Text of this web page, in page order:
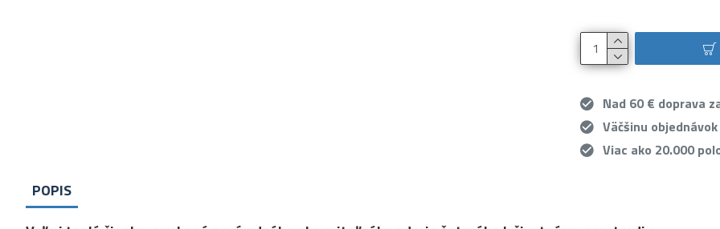
Nad 60 € doprava
Väčšinu
Viac ako 20.000
POPIS